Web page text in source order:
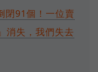
閉91個！一位賣
消失，我們失去